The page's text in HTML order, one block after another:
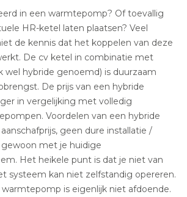
in een warmtepomp? Of toevallig
HR-ketel laten plaatsen? Veel
de kennis dat het koppelen van deze
De cv ketel in combinatie met
hybride genoemd) is duurzaam
De prijs van een hybride
in vergelijking met volledig
Voordelen van een hybride
geen dure installatie /
met je huidige
Het heikele punt is dat je niet van
systeem kan niet zelfstandig opereren.
is eigenlijk niet afdoende.